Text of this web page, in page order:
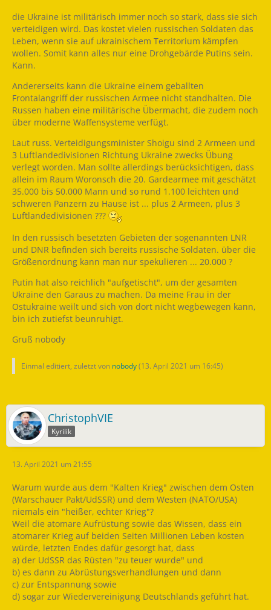
die Ukraine ist militärisch immer noch so stark, dass sie sich
verteidigen wird. Das kostet vielen russischen Soldaten das
Leben, wenn sie auf ukrainischem Territorium kämpfen
wollen. Somit kann alles nur eine Drohgebärde Putins sein.
Kann.
Andererseits kann die Ukraine einem geballten
Frontalangriff der russischen Armee nicht standhalten. Die
Russen haben eine militärische Übermacht, die zudem noch
über moderne Waffensysteme verfügt.
Laut russ. Verteidigungsminister Shoigu sind 2 Armeen und
3 Luftlandedivisionen Richtung Ukraine zwecks Übung
verlegt worden. Man sollte allerdings berücksichtigen, dass
allein im Raum Woronsch die 20. Gardearmee mit geschätzt
35.000 bis 50.000 Mann und so rund 1.100 leichten und
schweren Panzern zu Hause ist ... plus 2 Armeen, plus 3
Luftlandedivisionen ???
In den russisch besetzten Gebieten der sogenannten LNR
und DNR befinden sich bereits russische Soldaten. über die
Größenordnung kann man nur spekulieren ... 20.000 ?
Putin hat also reichlich "aufgetischt", um der gesamten
Ukraine den Garaus zu machen. Da meine Frau in der
Ostukraine weilt und sich von dort nicht wegbewegen kann,
bin ich zutiefst beunruhigt.
Gruß nobody
Einmal editiert, zuletzt von nobody(13. April 2021 um 16:45)
ChristophVIE
Kyrilik
13. April 2021 um 21:55
Warum wurde aus dem "Kalten Krieg" zwischen dem Osten
(Warschauer Pakt/UdSSR) und dem Westen (NATO/USA)
niemals ein "heißer, echter Krieg"?
Weil die atomare Aufrüstung sowie das Wissen, dass ein
atomarer Krieg auf beiden Seiten Millionen Leben kosten
würde, letzten Endes dafür gesorgt hat, dass
a) der UdSSR das Rüsten "zu teuer wurde" und
b) es dann zu Abrüstungsverhandlungen und dann
c) zur Entspannung sowie
d) sogar zur Wiedervereinigung Deutschlands geführt hat.